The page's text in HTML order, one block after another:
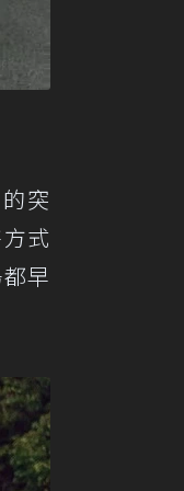
突
式
早